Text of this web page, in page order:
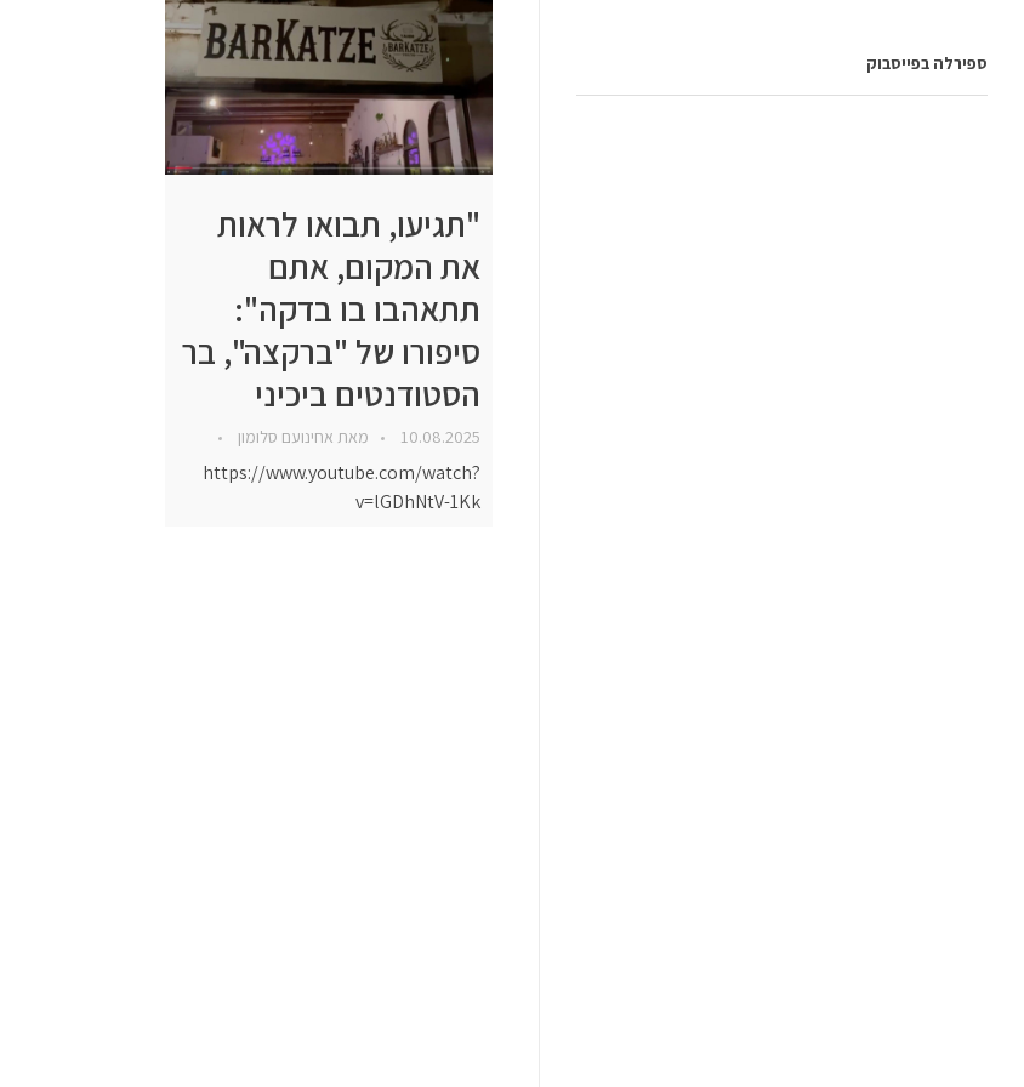
"תגיעו, תבואו לראות
את המקום, אתם
תתאהבו בו בדקה":
סיפורו של "ברקצה", בר
הסטודנטים ביכיני
10.08.2025 מאת אחינועם סלומון
https://www.youtube.com/watch?
v=lGDhNtV-1Kk
ספירלה בפייסבוק